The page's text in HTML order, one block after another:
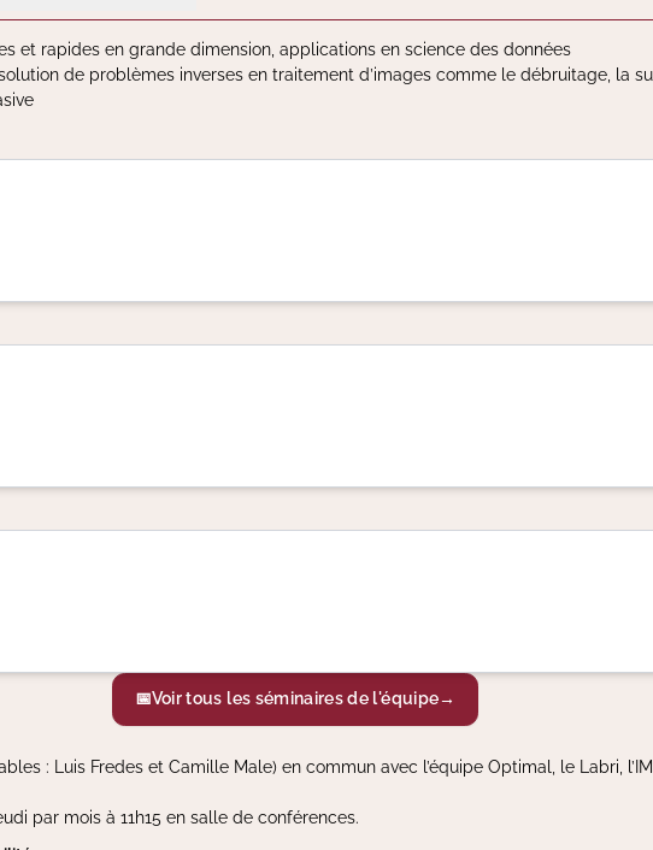
et rapides en grande dimension, applications en science des données
de problèmes inverses en traitement d’images comme le débruitage, la
📅Voir tous les séminaires de l'équipe→
: Luis Fredes et Camille Male) en commun avec l’équipe Optimal, le Labri,
par mois à 11h15 en salle de conférences.